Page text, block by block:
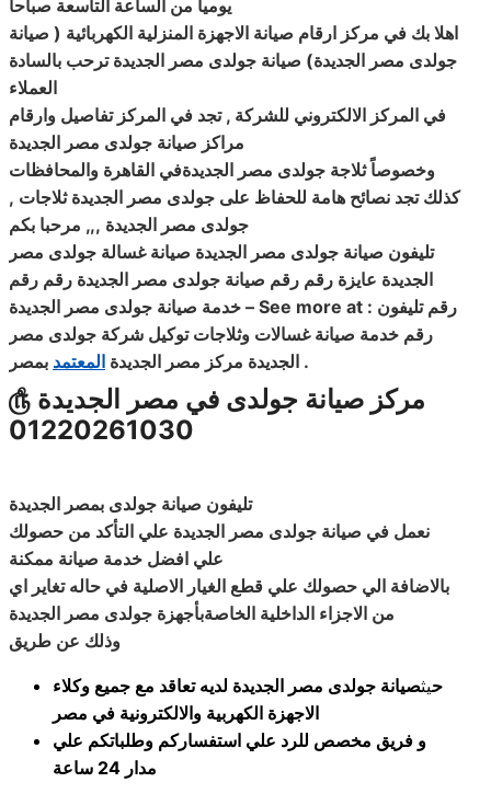
يوميا من الساعة التاسعة صباحا
اهلا بك في مركز ارقام صيانة الاجهزة المنزلية الكهربائية ( صيانة
جولدى مصر الجديدة) صيانة جولدى مصر الجديدة ترحب بالسادة
العملاء
في المركز الالكتروني للشركة , تجد في المركز تفاصيل وارقام
مراكز صيانة جولدى مصر الجديدة
وخصوصاً ثلاجة جولدى مصر الجديدةفي القاهرة والمحافظات
, كذلك تجد نصائح هامة للحفاظ على جولدى مصر الجديدة ثلاجات
جولدى مصر الجديدة ,,, مرحبا بكم
تليفون صيانة جولدى مصر الجديدة صيانة غسالة جولدى مصر
الجديدة عايزة رقم رقم صيانة جولدى مصر الجديدة رقم رقم
– See more at : رقم تليفون
رقم خدمة صيانة غسالات وثلاجات توكيل شركة جولدى مصر
الجديدة مركز مصر الجديدة المعتمد بمصر .
مركز صيانة جولدى في مصر الجديدة ௹
01220261030
تليفون صيانة جولدى بمصر الجديدة
نعمل في صيانة جولدى مصر الجديدة علي التأكد من حصولك
علي افضل خدمة صيانة ممكنة
بالاضافة الي حصولك علي قطع الغيار الاصلية في حاله تغاير اي
من الاجزاء الداخلية الخاصةبأجهزة جولدى مصر الجديدة
وذلك عن طريق
حيثصيانة جولدى مصر الجديدة لديه تعاقد مع جميع وكلاء
الاجهزة الكهربية والالكترونية في مصر
و فريق مخصص للرد علي استفساركم وطلباتكم علي
مدار 24 ساعة